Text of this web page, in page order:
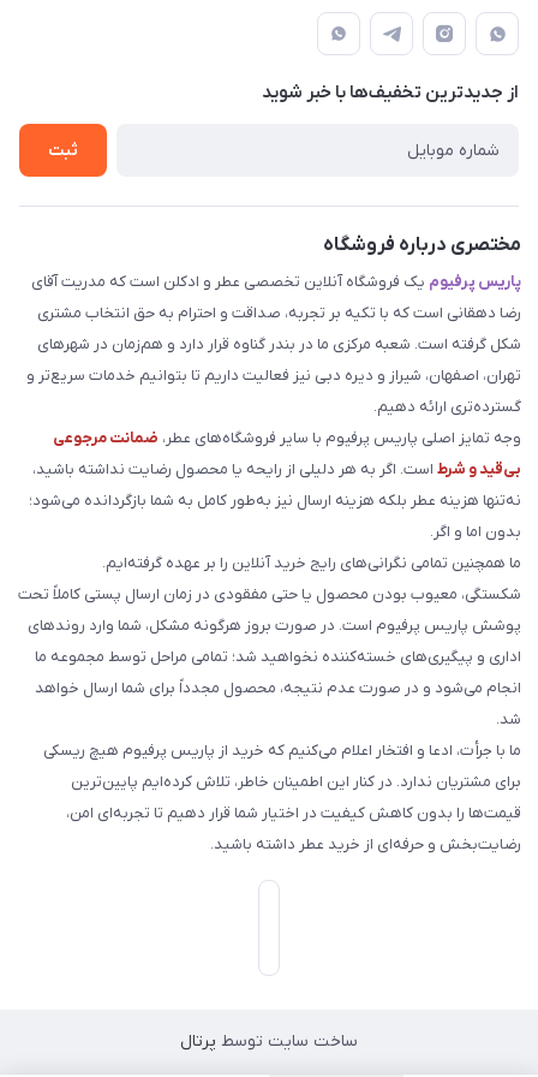
دهقانی
لیست محصولات
درباره ما
قوانین و مقررات
حریم خصوصی
راهنما
از جدید‌ترین تخفیف‌ها با‌ خبر شوید
ثبت
مختصری درباره فروشگاه
پاریس پرفیوم یک فروشگاه آنلاین تخصصی عطر و ادکلن است که مدریت آقای
رضا دهقانی است که با تکیه بر تجربه، صداقت و احترام به حق انتخاب مشتری
شکل گرفته است. شعبه مرکزی ما در بندر گناوه قرار دارد و هم‌زمان در شهرهای
تهران، اصفهان، شیراز و دیره دبی نیز فعالیت داریم تا بتوانیم خدمات سریع‌تر و
گسترده‌تری ارائه دهیم.
وجه تمایز اصلی پاریس پرفیوم با سایر فروشگاه‌های عطر، ضمانت مرجوعی
بی‌قید و شرط است. اگر به هر دلیلی از رایحه یا محصول رضایت نداشته باشید،
نه‌تنها هزینه عطر بلکه هزینه ارسال نیز به‌طور کامل به شما بازگردانده می‌شود؛
بدون اما و اگر.
ما همچنین تمامی نگرانی‌های رایج خرید آنلاین را بر عهده گرفته‌ایم.
شکستگی، معیوب بودن محصول یا حتی مفقودی در زمان ارسال پستی کاملاً تحت
پوشش پاریس پرفیوم است. در صورت بروز هرگونه مشکل، شما وارد روندهای
اداری و پیگیری‌های خسته‌کننده نخواهید شد؛ تمامی مراحل توسط مجموعه ما
انجام می‌شود و در صورت عدم نتیجه، محصول مجدداً برای شما ارسال خواهد
شد.
ما با جرأت، ادعا و افتخار اعلام می‌کنیم که خرید از پاریس پرفیوم هیچ ریسکی
برای مشتریان ندارد. در کنار این اطمینان خاطر، تلاش کرده‌ایم پایین‌ترین
قیمت‌ها را بدون کاهش کیفیت در اختیار شما قرار دهیم تا تجربه‌ای امن،
رضایت‌بخش و حرفه‌ای از خرید عطر داشته باشید.
ساخت سایت توسط پرتال